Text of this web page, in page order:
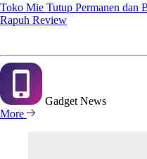
Toko Mie Tutup Permanen dan
Rapuh Review
Gadget News
More